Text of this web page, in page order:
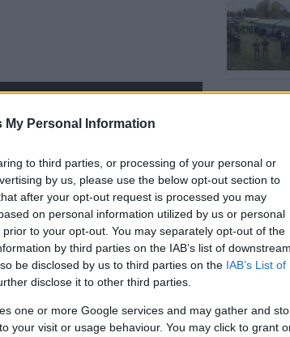
My Personal Information
to third parties, or processing of your personal or
by us, please use the below opt-out section to
after your opt-out request is processed you may
on personal information utilized by us or personal
to your opt-out. You may separately opt-out of the
by third parties on the IAB’s list of downstream
be disclosed by us to third parties on the IAB’s List of
disclose it to other third parties.
one or more Google services and may gather and
your visit or usage behaviour. You may click to grant